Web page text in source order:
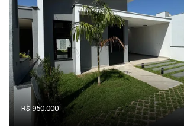
R$ 950.000